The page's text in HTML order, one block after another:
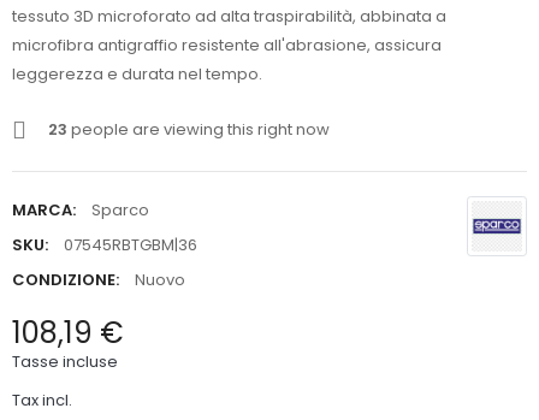
tessuto 3D microforato ad alta traspirabilità, abbinata a
microfibra antigraffio resistente all'abrasione, assicura
leggerezza e durata nel tempo.
23 people are viewing this right now
MARCA:
Sparco
SKU:
07545RBTGBM|36
CONDIZIONE:
Nuovo
108,19 €
Tasse incluse
Tax incl.